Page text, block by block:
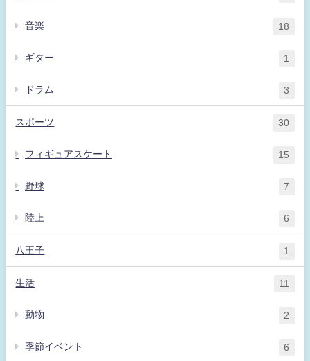
音楽 18
ギター 1
ドラム 3
スポーツ 30
フィギュアスケート 15
野球 7
陸上 6
八王子 1
生活 11
動物 2
季節イベント 6